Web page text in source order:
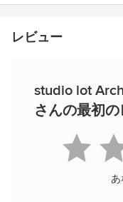
レビュー
studio lot
さんの最初
あ